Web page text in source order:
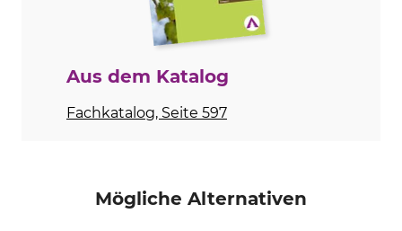
95 cm
Aus dem Katalog
Fachkatalog, Seite 597
Mögliche Alternativen